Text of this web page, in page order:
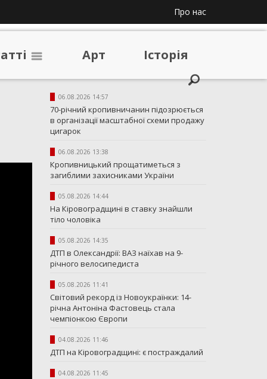
Про нас
Арт Iсторiя
06.08.2026 14:57
70-річний кропивничанин підозрюється
в організації масштабної схеми продажу
цигарок
06.08.2026 13:38
Кропивницький прощатиметься з
загиблими захисниками України
05.08.2026 14:44
На Кіровоградщині в ставку знайшли
тіло чоловіка
05.08.2026 14:35
ДТП в Олександрії: ВАЗ наїхав на 9-
річного велосипедиста
05.08.2026 11:41
Світовий рекорд із Новоукраїнки: 14-
річна Антоніна Фастовець стала
чемпіонкою Європи
04.08.2026 11:46
ДТП на Кіровоградщині: є постраждалий
04.08.2026 11:45